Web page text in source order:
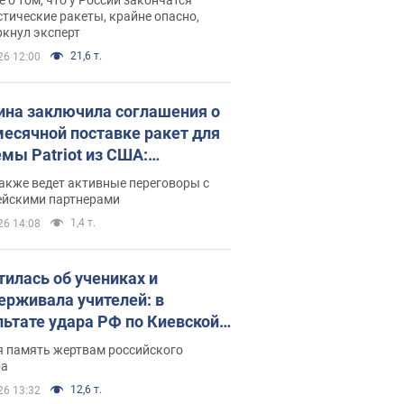
ракеты, крайне опасно,
эксперт
12:00 21,6 т.
заключила соглашения о
поставке ракет для
Patriot из США:
раскрыл подробности
ведет активные переговоры с
партнерами
14:08 1,4 т.
об учениках и
учителей: в
удара РФ по Киевской
погибли директор
лицея, её муж и внук
память жертвам российского
13:32 12,6 т.